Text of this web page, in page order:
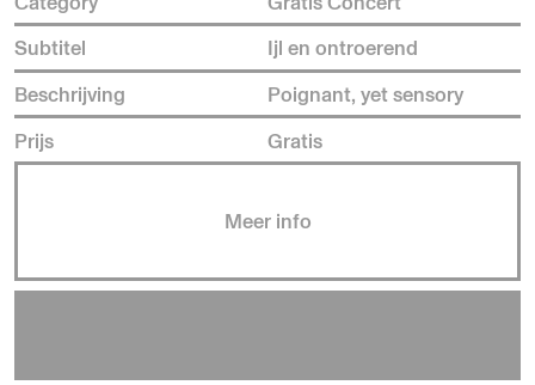
Subtitel
Ijl en ontroerend
Beschrijving
Poignant, yet sensory
Prijs
Gratis
Meer info